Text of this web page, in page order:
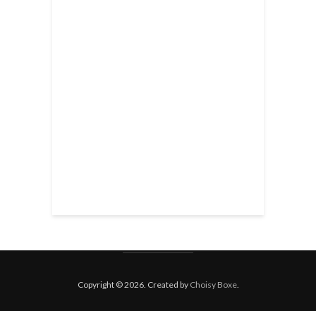
Copyright © 2026. Created by Choisy Boxe.